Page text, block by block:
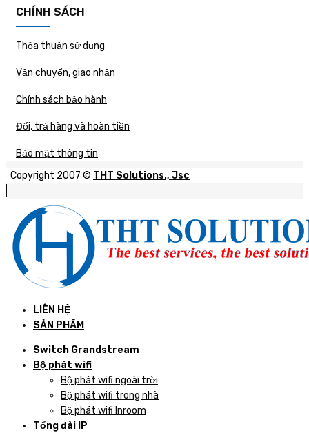
CHÍNH SÁCH
Thỏa thuận sử dụng
Vận chuyển, giao nhận
Chính sách bảo hành
Đổi, trả hàng và hoàn tiền
Bảo mật thông tin
Copyright 2007 © THT Solutions., Jsc
LIÊN HỆ
SẢN PHẨM
Switch Grandstream
Bộ phát wifi
Bộ phát wifi ngoài trời
Bộ phát wifi trong nhà
Bộ phát wifi Inroom
Tổng đài IP